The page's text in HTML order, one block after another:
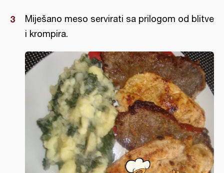
Miješano meso servirati sa prilogom od blitve
i krompira.